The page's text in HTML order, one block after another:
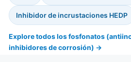
Inhibidor de incrustaciones HEDP
Explore todos los fosfonatos
inhibidores de corrosión) →